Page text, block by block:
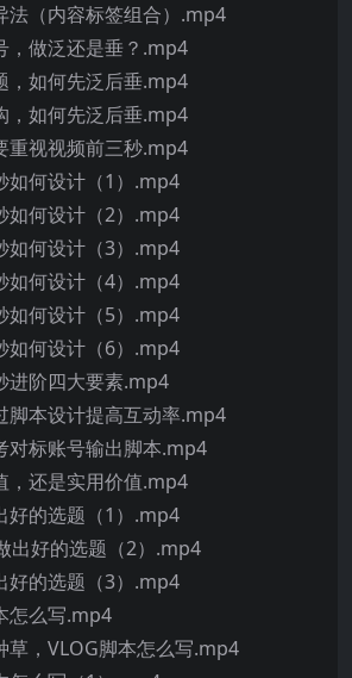
法（内容标签组合）.mp4
，做泛还是垂？.mp4
，如何先泛后垂.mp4
，如何先泛后垂.mp4
重视视频前三秒.mp4
如何设计（1）.mp4
如何设计（2）.mp4
如何设计（3）.mp4
如何设计（4）.mp4
如何设计（5）.mp4
如何设计（6）.mp4
进阶四大要素.mp4
脚本设计提高互动率.mp4
对标账号输出脚本.mp4
，还是实用价值.mp4
好的选题（1）.mp4
出好的选题（2）.mp4
好的选题（3）.mp4
怎么写.mp4
草，VLOG脚本怎么写.mp4